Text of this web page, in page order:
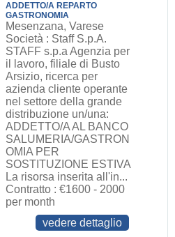
ADDETTO/A REPARTO
GASTRONOMIA
Mesenzana, Varese
Società : Staff S.p.A.
STAFF s.p.a Agenzia per
il lavoro, filiale di Busto
Arsizio, ricerca per
azienda cliente operante
nel settore della grande
distribuzione un/una:
ADDETTO/A AL BANCO
SALUMERIA/GASTRON
OMIA PER
SOSTITUZIONE ESTIVA
La risorsa inserita all'in...
Contratto : €1600 - 2000
per month
vedere dettaglio